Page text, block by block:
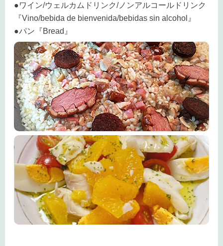
●ワイン/ウェルカムドリンク/ノンアルコールドリンク
『Vino/bebida de bienvenida/bebidas sin alcohol』
●パン『Bread』